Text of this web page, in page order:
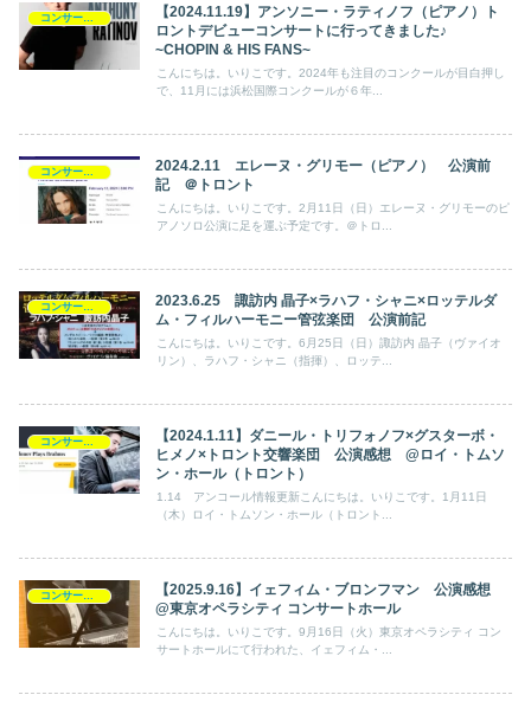
コンサート日記
【2024.11.19】アンソニー・ラティノフ（ピアノ）ト
ロントデビューコンサートに行ってきました♪
~CHOPIN & HIS FANS~
こんにちは。いりこです。2024年も注目のコンクールが目白押し
で、11月には浜松国際コンクールが６年...
コンサート日記
2024.2.11 エレーヌ・グリモー（ピアノ） 公演前
記 ＠トロント
こんにちは。いりこです。2月11日（日）エレーヌ・グリモーのピ
アノソロ公演に足を運ぶ予定です。＠トロ...
コンサート日記
2023.6.25 諏訪内 晶子×ラハフ・シャニ×ロッテルダ
ム・フィルハーモニー管弦楽団 公演前記
こんにちは。いりこです。6月25日（日）諏訪内 晶子（ヴァイオ
リン）、ラハフ・シャニ（指揮）、ロッテ...
【2024.1.11】ダニール・トリフォノフ×グスターボ・
ヒメノ×トロント交響楽団 公演感想 @ロイ・トムソ
ン・ホール（トロント）
1.14 アンコール情報更新こんにちは。いりこです。1月11日
（木）ロイ・トムソン・ホール（トロント...
【2025.9.16】イェフィム・ブロンフマン 公演感想
@東京オペラシティ コンサートホール
こんにちは。いりこです。9月16日（火）東京オペラシティ コン
サートホールにて行われた、イェフィム・...